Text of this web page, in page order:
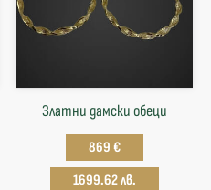
Златни дамски обеци
869 €
1699.62 лв.